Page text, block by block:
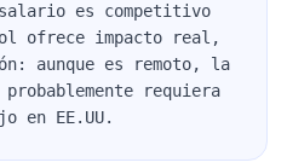
es competitivo
ofrece impacto real,
aunque es remoto, la
probablemente requiera
en EE.UU.